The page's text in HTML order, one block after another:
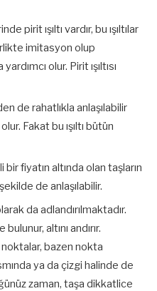
pirit ışıltı vardır, bu ışıltılar
imitasyon olup
olur. Pirit ışıltısı
de rahatlıkla anlaşılabilir
Fakat bu ışıltı bütün
bir fiyatın altında olan taşların
de anlaşılabilir.
da adlandırılmaktadır.
altını andırır.
noktalar, bazen nokta
ya da çizgi halinde de
zaman, taşa dikkatlice